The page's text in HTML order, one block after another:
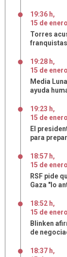
19:36 h,
15 de enero
Torres
19:28 h,
15 de enero
Media
ayuda
19:23 h,
15 de enero
El
para
18:57 h,
15 de enero
RSF pide
Gaza "lo
18:52 h,
15 de enero
Blinken
de
18:37 h,